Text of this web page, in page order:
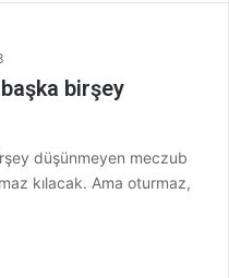
birşey
düşünmeyen meczub
kılacak. Ama oturmaz,